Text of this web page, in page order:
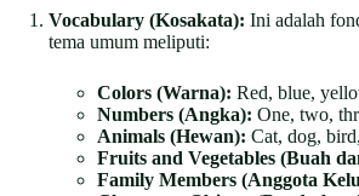
Vocabulary (Kosakata): Ini adalah
tema umum meliputi:
Colors (Warna): Red, blue,
Numbers (Angka): One, two,
Animals (Hewan): Cat, dog,
Fruits and Vegetables (Buah
Family Members (Anggota